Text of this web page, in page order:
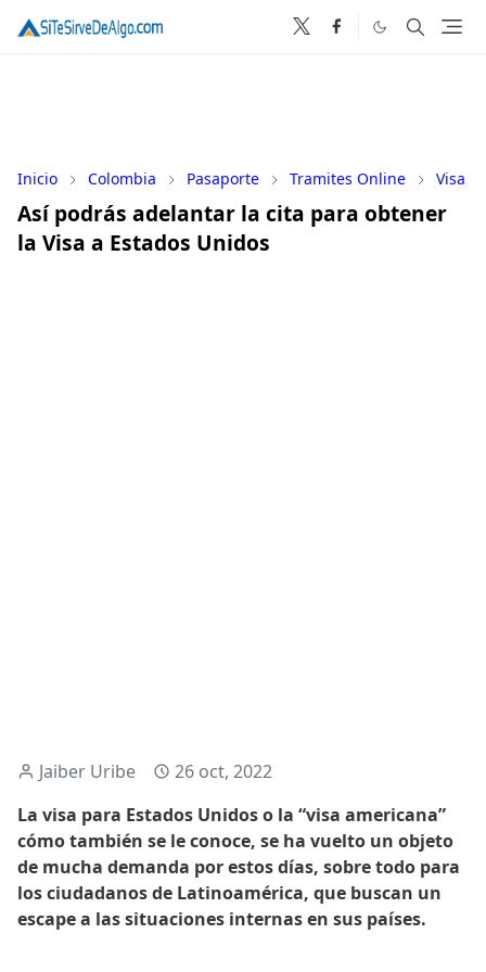
Inicio Colombia Pasaporte Tramites Online Visa
Así podrás adelantar la cita para obtener
la Visa a Estados Unidos
Jaiber Uribe
26 oct, 2022
La visa para Estados Unidos o la “visa americana”
cómo también se le conoce, se ha vuelto un objeto
de mucha demanda por estos días, sobre todo para
los ciudadanos de Latinoamérica, que buscan un
escape a las situaciones internas en sus países.